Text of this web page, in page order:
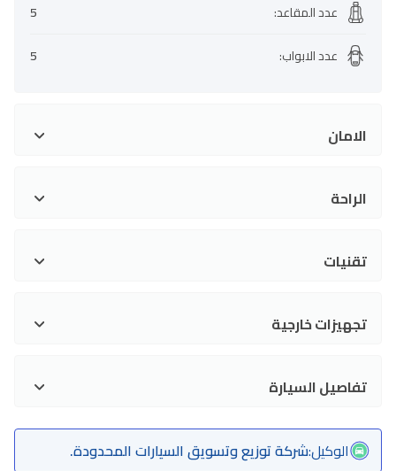
عدد المقاعد:
5
عدد الابواب:
5
الامان
الراحة
تقنيات
تجهيزات خارجية
تفاصيل السيارة
الوكيل:شركة توزيع وتسويق السيارات المحدودة.